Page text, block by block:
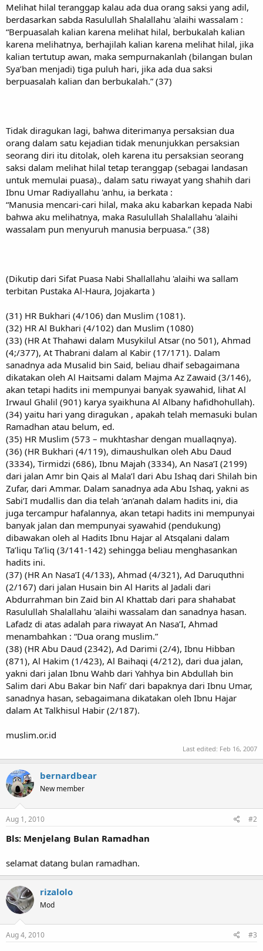
Melihat hilal teranggap kalau ada dua orang saksi yang adil,
berdasarkan sabda Rasulullah Shalallahu 'alaihi wassalam :
“Berpuasalah kalian karena melihat hilal, berbukalah kalian
karena melihatnya, berhajilah kalian karena melihat hilal, jika
kalian tertutup awan, maka sempurnakanlah (bilangan bulan
Sya’ban menjadi) tiga puluh hari, jika ada dua saksi
berpuasalah kalian dan berbukalah.” (37)
Tidak diragukan lagi, bahwa diterimanya persaksian dua
orang dalam satu kejadian tidak menunjukkan persaksian
seorang diri itu ditolak, oleh karena itu persaksian seorang
saksi dalam melihat hilal tetap teranggap (sebagai landasan
untuk memulai puasa)., dalam satu riwayat yang shahih dari
Ibnu Umar Radiyallahu 'anhu, ia berkata :
“Manusia mencari-cari hilal, maka aku kabarkan kepada Nabi
bahwa aku melihatnya, maka Rasulullah Shalallahu 'alaihi
wassalam pun menyuruh manusia berpuasa.” (38)
(Dikutip dari Sifat Puasa Nabi Shallallahu 'alaihi wa sallam
terbitan Pustaka Al-Haura, Jojakarta )
(31) HR Bukhari (4/106) dan Muslim (1081).
(32) HR Al Bukhari (4/102) dan Muslim (1080)
(33) (HR At Thahawi dalam Musykilul Atsar (no 501), Ahmad
(4;/377), At Thabrani dalam al Kabir (17/171). Dalam
sanadnya ada Musalid bin Said, beliau dhaif sebagaimana
dikatakan oleh Al Haitsami dalam Majma Az Zawaid (3/146),
akan tetapi hadits ini mempunyai banyak syawahid, lihat Al
Irwaul Ghalil (901) karya syaikhuna Al Albany hafidhohullah).
(34) yaitu hari yang diragukan , apakah telah memasuki bulan
Ramadhan atau belum, ed.
(35) HR Muslim (573 – mukhtashar dengan muallaqnya).
(36) (HR Bukhari (4/119), dimaushulkan oleh Abu Daud
(3334), Tirmidzi (686), Ibnu Majah (3334), An Nasa’I (2199)
dari jalan Amr bin Qais al Mala’l dari Abu Ishaq dari Shilah bin
Zufar, dari Ammar. Dalam sanadnya ada Abu Ishaq, yakni as
Sabi’I mudallis dan dia telah ‘an’anah dalam hadits ini, dia
juga tercampur hafalannya, akan tetapi hadits ini mempunyai
banyak jalan dan mempunyai syawahid (pendukung)
dibawakan oleh al Hadits Ibnu Hajar al Atsqalani dalam
Ta’liqu Ta’liq (3/141-142) sehingga beliau menghasankan
hadits ini.
(37) (HR An Nasa’I (4/133), Ahmad (4/321), Ad Daruquthni
(2/167) dari jalan Husain bin Al Harits al Jadali dari
Abdurrahman bin Zaid bin Al Khattab dari para shahabat
Rasulullah Shalallahu 'alaihi wassalam dan sanadnya hasan.
Lafadz di atas adalah para riwayat An Nasa’I, Ahmad
menambahkan : “Dua orang muslim.”
(38) (HR Abu Daud (2342), Ad Darimi (2/4), Ibnu Hibban
(871), Al Hakim (1/423), Al Baihaqi (4/212), dari dua jalan,
yakni dari jalan Ibnu Wahb dari Yahhya bin Abdullah bin
Salim dari Abu Bakar bin Nafi’ dari bapaknya dari Ibnu Umar,
sanadnya hasan, sebagaimana dikatakan oleh Ibnu Hajar
dalam At Talkhisul Habir (2/187).
muslim.or.id
Last edited: Feb 16, 2007
bernardbear
New member
Aug 1, 2010 #2
Bls: Menjelang Bulan Ramadhan
selamat datang bulan ramadhan.
rizalolo
Mod
Aug 4, 2010 #3